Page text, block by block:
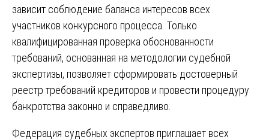
зависит соблюдение баланса интересов всех
участников конкурсного процесса. Только
квалифицированная проверка обоснованности
требований, основанная на методологии судебной
экспертизы, позволяет сформировать достоверный
реестр требований кредиторов и провести процедуру
банкротства законно и справедливо.
Федерация судебных экспертов приглашает всех